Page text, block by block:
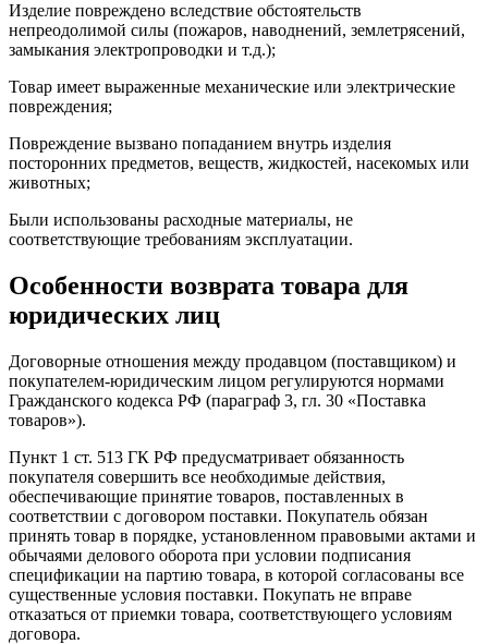
Изделие повреждено вследствие обстоятельств
непреодолимой силы (пожаров, наводнений, землетрясений,
замыкания электропроводки и т.д.);
Товар имеет выраженные механические или электрические
повреждения;
Повреждение вызвано попаданием внутрь изделия
посторонних предметов, веществ, жидкостей, насекомых или
животных;
Были использованы расходные материалы, не
соответствующие требованиям эксплуатации.
Особенности возврата товара для
юридических лиц
Договорные отношения между продавцом (поставщиком) и
покупателем-юридическим лицом регулируются нормами
Гражданского кодекса РФ (параграф 3, гл. 30 «Поставка
товаров»).
Пункт 1 ст. 513 ГК РФ предусматривает обязанность
покупателя совершить все необходимые действия,
обеспечивающие принятие товаров, поставленных в
соответствии с договором поставки. Покупатель обязан
принять товар в порядке, установленном правовыми актами и
обычаями делового оборота при условии подписания
спецификации на партию товара, в которой согласованы все
существенные условия поставки. Покупать не вправе
отказаться от приемки товара, соответствующего условиям
договора.